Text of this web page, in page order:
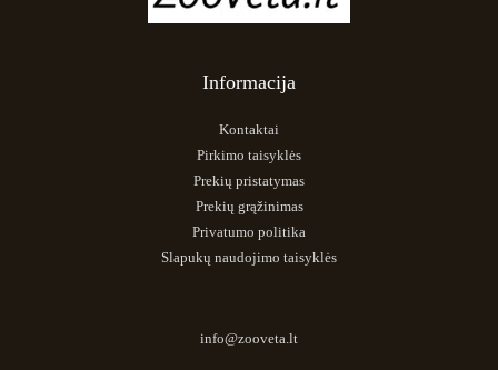
Informacija
Kontaktai
Pirkimo taisyklės
Prekių pristatymas
Prekių grąžinimas
Privatumo politika
Slapukų naudojimo taisyklės
info@zooveta.lt